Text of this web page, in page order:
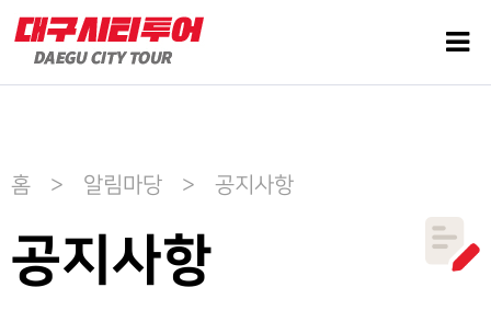
홈 > 알림마당 > 공지사항
공지사항